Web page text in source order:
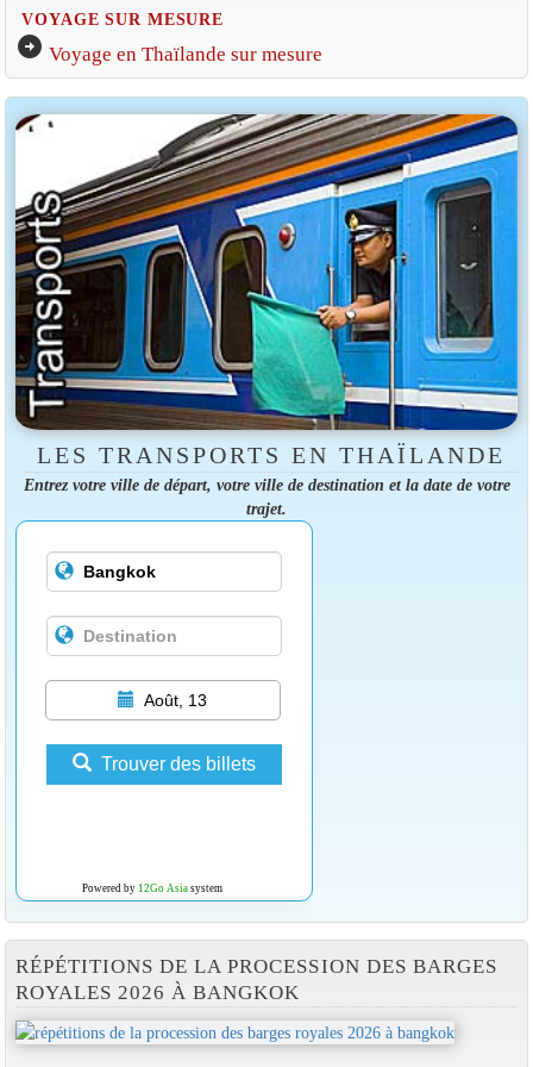
VOYAGE SUR MESURE
arrow_circle_right Voyage en Thaïlande sur mesure
LES TRANSPORTS EN THAÏLANDE
Entrez votre ville de départ, votre ville de destination et la date de votre
trajet.
Août, 13
Trouver des billets
Powered by 12Go Asiasystem
RÉPÉTITIONS DE LA PROCESSION DES BARGES
ROYALES 2026 À BANGKOK